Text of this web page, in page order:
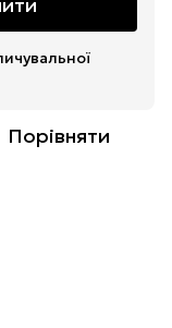
Порівняти